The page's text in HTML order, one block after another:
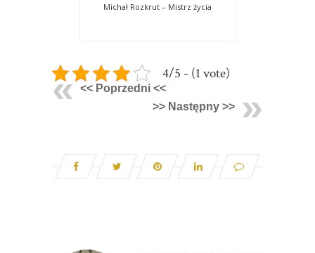
Michał Rozkrut – Mistrz życia
4/5 - (1 vote)
<< Poprzedni <<
>> Następny >>